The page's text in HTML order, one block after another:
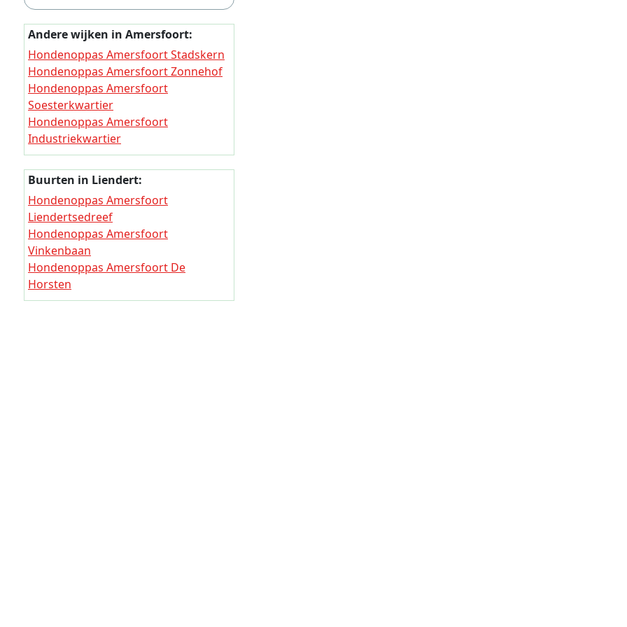
Andere wijken in Amersfoort:
Hondenoppas Amersfoort Stadskern
Hondenoppas Amersfoort Zonnehof
Hondenoppas Amersfoort
Soesterkwartier
Hondenoppas Amersfoort
Industriekwartier
Hondenoppas Amersfoort Bosgebied
Hondenoppas Amersfoort De Koppel
Hondenoppas Amersfoort De
Kruiskamp
Hondenoppas Amersfoort Schothorst
Zuid
Hondenoppas Amersfoort Schothorst
Noord
Hondenoppas Amersfoort Liendert
Buurten in Liendert:
Hondenoppas Amersfoort
Liendertsedreef
Hondenoppas Amersfoort
Vinkenbaan
Hondenoppas Amersfoort De
Horsten
Hondenoppas Amersfoort